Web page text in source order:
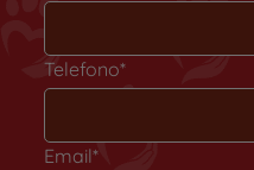
Telefono*
Email*